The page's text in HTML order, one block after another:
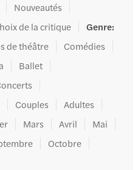
Nouveautés
de la critique Genre:
de théâtre
Comédies
Ballet
Couples
Adultes
Mars Avril
Mai
Octobre